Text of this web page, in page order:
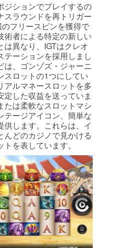
ジションでプレイするの
スラウンドを再トリガー
フリースピンを獲得で
術者による特定の新しい
は異なり、IGTはクレオ
テーションを採用しまし
は、ゴンゾズ・ジャーニ
スロットの1つにしてい
アルマネースロットを多
した収益を送っていま
たは柔軟なスロットマシ
テージアイコン、簡単な
供します。これらは、イ
んどのカジノで見かける
を表しています。